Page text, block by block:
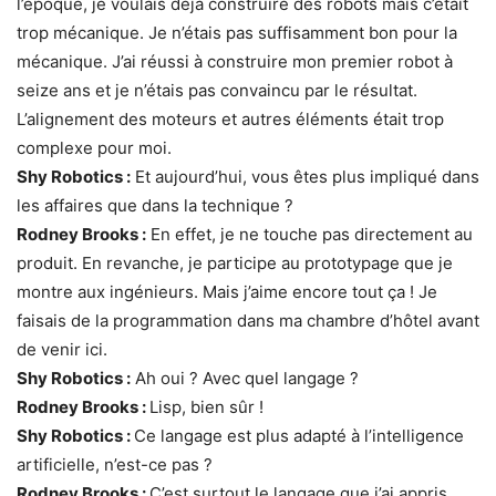
trop mécanique. Je n’étais pas suffisamment bon pour la
mécanique. J’ai réussi à construire mon premier robot à
seize ans et je n’étais pas convaincu par le résultat.
L’alignement des moteurs et autres éléments était trop
complexe pour moi.
Shy Robotics : Et aujourd’hui, vous êtes plus impliqué dans
les affaires que dans la technique ?
Rodney Brooks : En effet, je ne touche pas directement au
produit. En revanche, je participe au prototypage que je
montre aux ingénieurs. Mais j’aime encore tout ça ! Je
faisais de la programmation dans ma chambre d’hôtel avant
de venir ici.
Shy Robotics : Ah oui ? Avec quel langage ?
Rodney Brooks : Lisp, bien sûr !
Shy Robotics : Ce langage est plus adapté à l’intelligence
artificielle, n’est-ce pas ?